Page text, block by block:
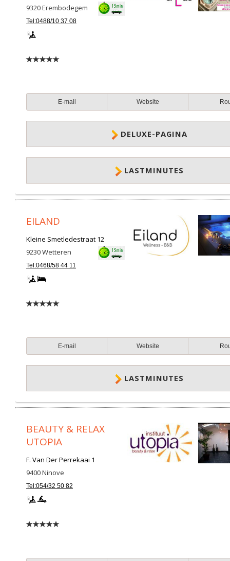
9320Erembodegem
Tel:0488/10 37 08
E-mail Website
DELUXE-PAGINA
LASTMINUTES
EILAND
Kleine Smetledestraat 12
9230Wetteren
Tel:0468/58 44 11
E-mail Website
LASTMINUTES
BEAUTY & RELAX
UTOPIA
F. Van Der Perrekaai 1
9400Ninove
Tel:054/32 50 82